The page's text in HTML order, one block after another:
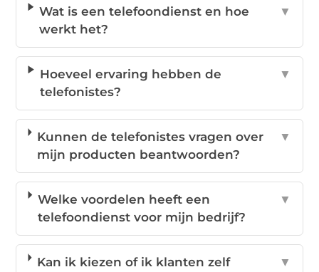
Wat is een telefoondienst en hoe
werkt het?
▼
Hoeveel ervaring hebben de
telefonistes?
▼
Kunnen de telefonistes vragen over
mijn producten beantwoorden?
▼
Welke voordelen heeft een
telefoondienst voor mijn bedrijf?
▼
Kan ik kiezen of ik klanten zelf
▼